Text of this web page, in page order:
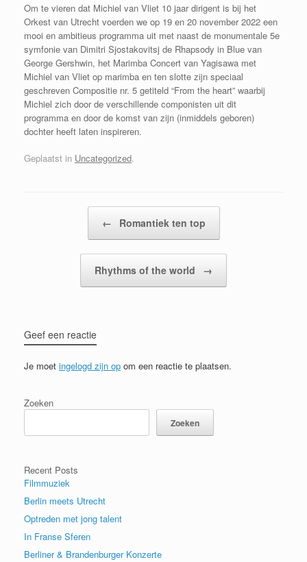
Om te vieren dat Michiel van Vliet 10 jaar dirigent is bij het
Orkest van Utrecht voerden we op 19 en 20 november 2022 een
mooi en ambitieus programma uit met naast de monumentale 5e
symfonie van Dimitri Sjostakovitsj de Rhapsody in Blue van
George Gershwin, het Marimba Concert van Yagisawa met
Michiel van Vliet op marimba en ten slotte zijn speciaal
geschreven Compositie nr. 5 getiteld “From the heart” waarbij
Michiel zich door de verschillende componisten uit dit
programma en door de komst van zijn (inmiddels geboren)
dochter heeft laten inspireren.
Geplaatst in Uncategorized.
← Romantiek ten top
Rhythms of the world →
Geef een reactie
Je moet ingelogd zijn op om een reactie te plaatsen.
Zoeken
Zoeken
Recent Posts
Filmmuziek
Berlin meets Utrecht
Optreden met jong talent
In Franse Sferen
Berliner & Brandenburger Konzerte